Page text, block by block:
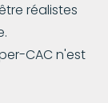
réalistes
CAC n'est